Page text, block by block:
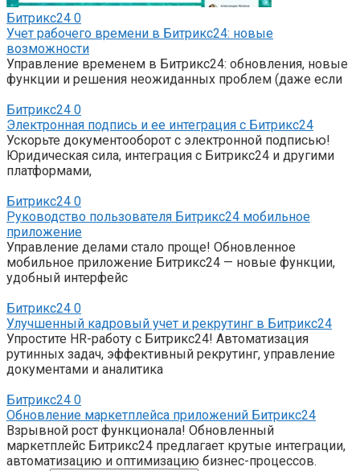
Битрикс24 0
Учет рабочего времени в Битрикс24: новые
возможности
Управление временем в Битрикс24: обновления, новые
функции и решения неожиданных проблем (даже если
Битрикс24 0
Электронная подпись и ее интеграция с Битрикс24
Ускорьте документооборот с электронной подписью!
Юридическая сила, интеграция с Битрикс24 и другими
платформами,
Битрикс24 0
Руководство пользователя Битрикс24 мобильное
приложение
Управление делами стало проще! Обновленное
мобильное приложение Битрикс24 — новые функции,
удобный интерфейс
Битрикс24 0
Улучшенный кадровый учет и рекрутинг в Битрикс24
Упростите HR-работу с Битрикс24! Автоматизация
рутинных задач, эффективный рекрутинг, управление
документами и аналитика
Битрикс24 0
Обновление маркетплейса приложений Битрикс24
Взрывной рост функционала! Обновленный
маркетплейс Битрикс24 предлагает крутые интеграции,
автоматизацию и оптимизацию бизнес-процессов.